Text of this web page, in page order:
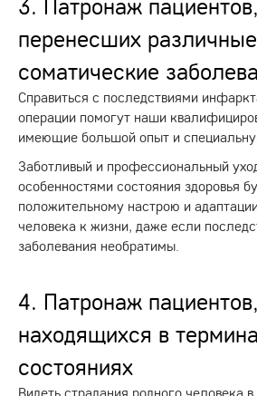
перенесших различные
соматические
Справиться с последствиями
операции помогут наши
имеющие большой опыт и
Заботливый и профессиональный
особенностями состояния здоровья
положительному настрою и
человека к жизни, даже если
заболевания необратимы.
4. Патронаж пациентов,
находящихся в
состояниях
Видеть страдания родного человека